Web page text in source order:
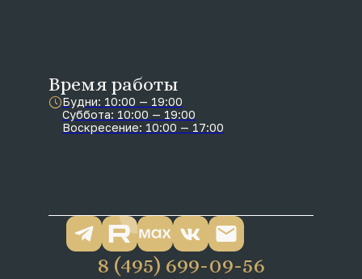
8 (495) 699-09-56
Время работы
Будни: 10:00 — 19:00
Суббота: 10:00 — 19:00
Воскресение: 10:00 — 17:00